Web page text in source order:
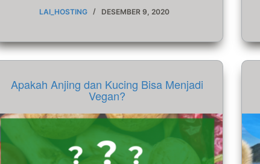
LAI_HOSTING DESEMBER 9, 2020
Apakah Anjing dan Kucing Bisa Menjadi
Vegan?